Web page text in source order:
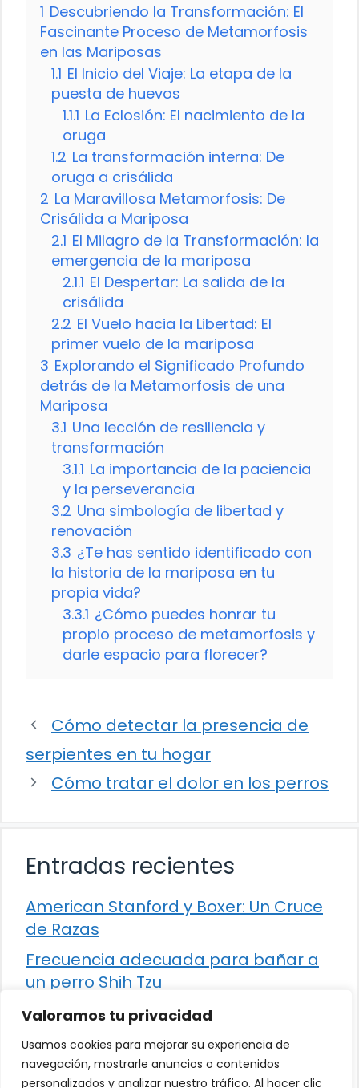
Valoramos tu privacidad
Usamos cookies para mejorar su experiencia de
navegación, mostrarle anuncios o contenidos
personalizados y analizar nuestro tráfico. Al hacer clic
1 Descubriendo la Transformación: El
Fascinante Proceso de Metamorfosis
en las Mariposas
1.1 El Inicio del Viaje: La etapa de la
puesta de huevos
1.1.1 La Eclosión: El nacimiento de la
oruga
1.2 La transformación interna: De
oruga a crisálida
2 La Maravillosa Metamorfosis: De
Crisálida a Mariposa
2.1 El Milagro de la Transformación: la
emergencia de la mariposa
2.1.1 El Despertar: La salida de la
crisálida
2.2 El Vuelo hacia la Libertad: El
primer vuelo de la mariposa
3 Explorando el Significado Profundo
detrás de la Metamorfosis de una
Mariposa
3.1 Una lección de resiliencia y
transformación
3.1.1 La importancia de la paciencia
y la perseverancia
3.2 Una simbología de libertad y
renovación
3.3 ¿Te has sentido identificado con
la historia de la mariposa en tu
propia vida?
3.3.1 ¿Cómo puedes honrar tu
propio proceso de metamorfosis y
darle espacio para florecer?
Cómo detectar la presencia de
serpientes en tu hogar
Cómo tratar el dolor en los perros
Entradas recientes
American Stanford y Boxer: Un Cruce
de Razas
Frecuencia adecuada para bañar a
un perro Shih Tzu
Comparación entre Apache Storm y
Spark Streaming
Cómo detener la diarrea en un gato